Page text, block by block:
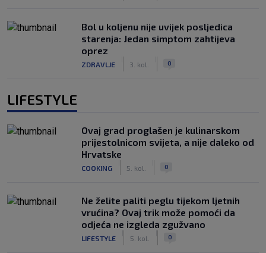
Bol u koljenu nije uvijek posljedica
starenja: Jedan simptom zahtijeva
oprez
ZDRAVLJE 3. kol. 0
LIFESTYLE
Ovaj grad proglašen je kulinarskom
prijestolnicom svijeta, a nije daleko od
Hrvatske
COOKING 5. kol. 0
Ne želite paliti peglu tijekom ljetnih
vrućina? Ovaj trik može pomoći da
odjeća ne izgleda zgužvano
LIFESTYLE 5. kol. 0